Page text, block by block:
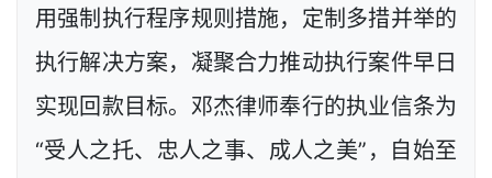
用强制执行程序规则措施，定制多措并举的
执行解决方案，凝聚合力推动执行案件早日
实现回款目标。邓杰律师奉行的执业信条为
“受人之托、忠人之事、成人之美”，自始至